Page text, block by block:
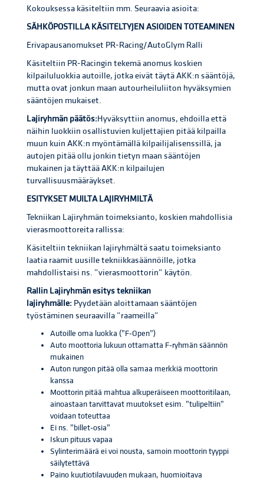
Kokouksessa käsiteltiin mm. Seuraavia asioita:
SÄHKÖPOSTILLA KÄSITELTYJEN ASIOIDEN TOTEAMINEN
Erivapausanomukset PR-Racing/AutoGlym Ralli
Käsiteltiin PR-Racingin tekemä anomus koskien
kilpailuluokkia autoille, jotka eivät täytä AKK:n sääntöjä,
mutta ovat jonkun maan autourheiluliiton hyväksymien
sääntöjen mukaiset.
Lajiryhmän päätös:Hyväksyttiin anomus, ehdoilla että
näihin luokkiin osallistuvien kuljettajien pitää kilpailla
muun kuin AKK:n myöntämällä kilpailijalisenssillä, ja
autojen pitää ollu jonkin tietyn maan sääntöjen
mukainen ja täyttää AKK:n kilpailujen
turvallisuusmääräykset.
ESITYKSET MUILTA LAJIRYHMILTÄ
Tekniikan Lajiryhmän toimeksianto, koskien mahdollisia
vierasmoottoreita rallissa:
Käsiteltiin tekniikan lajiryhmältä saatu toimeksianto
laatia raamit uusille tekniikkasäännöille, jotka
mahdollistaisi ns. ”vierasmoottorin” käytön.
Rallin Lajiryhmän esitys tekniikan
lajiryhmälle: Pyydetään aloittamaan sääntöjen
työstäminen seuraavilla ”raameilla”
Autoille oma luokka (”F-Open”)
Auto moottoria lukuun ottamatta F-ryhmän säännön
mukainen
Auton rungon pitää olla samaa merkkiä moottorin
kanssa
Moottorin pitää mahtua alkuperäiseen moottoritilaan,
ainoastaan tarvittavat muutokset esim. ”tulipeltiin”
voidaan toteuttaa
Ei ns. ”billet-osia”
Iskun pituus vapaa
Sylinterimäärä ei voi nousta, samoin moottorin tyyppi
säilytettävä
Paino kuutiotilavuuden mukaan, huomioitava